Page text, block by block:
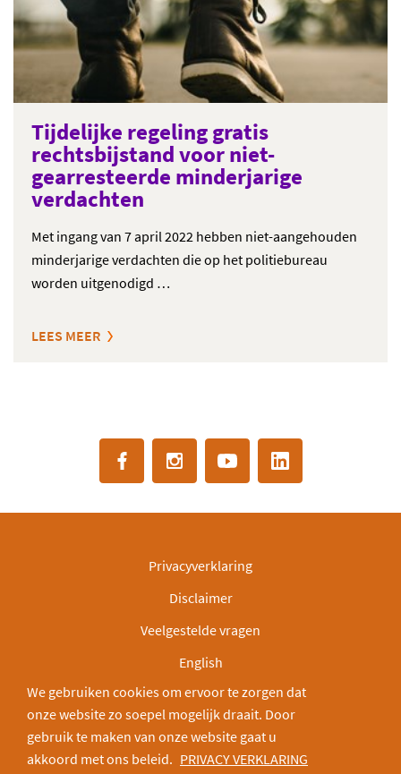
Tijdelijke regeling gratis
rechtsbijstand voor niet-
gearresteerde minderjarige
verdachten
Met ingang van 7 april 2022 hebben niet-aangehouden
minderjarige verdachten die op het politiebureau
worden uitgenodigd …
LEES MEER
Privacyverklaring
Disclaimer
Veelgestelde vragen
English
IBAN: NL30INGB0000003166
Deel via:
We gebruiken cookies om ervoor te zorgen dat
onze website zo soepel mogelijk draait. Door
gebruik te maken van onze website gaat u
akkoord met ons beleid. PRIVACY VERKLARING